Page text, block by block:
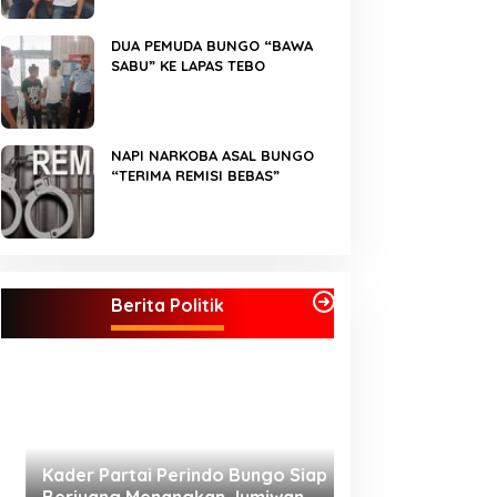
DUA PEMUDA BUNGO “BAWA
SABU” KE LAPAS TEBO
NAPI NARKOBA ASAL BUNGO
“TERIMA REMISI BEBAS”
Berita Politik
Berjuang Menangkan Jumiwan –